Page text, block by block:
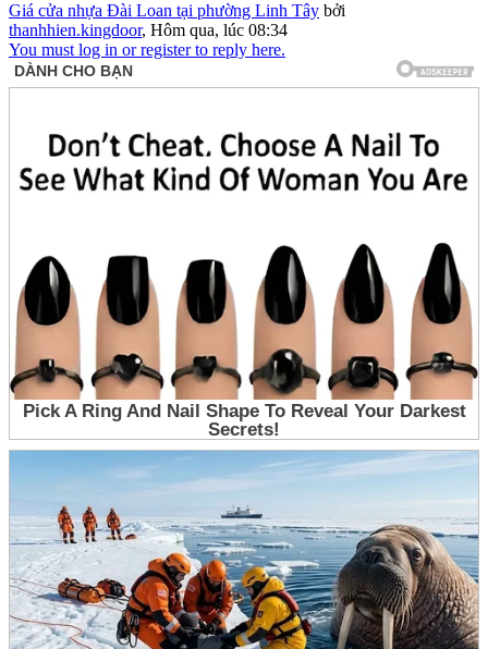
Giá cửa nhựa Đài Loan tại phường Linh Tây bởi
thanhhien.kingdoor, Hôm qua, lúc 08:34
You must log in or register to reply here.